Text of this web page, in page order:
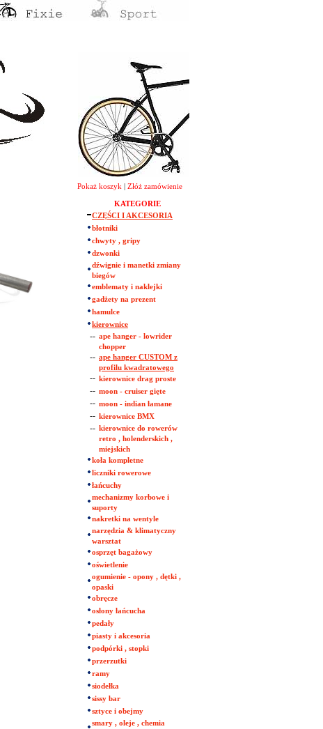
Pokaż koszyk Złóż zamówienie
KATEGORIE
CZĘŚCI I AKCESORIA
błotniki
chwyty , gripy
dzwonki
dźwignie i manetki zmiany
biegów
emblematy i naklejki
gadżety na prezent
hamulce
kierownice
-- ape hanger - lowrider
chopper
-- ape hanger CUSTOM z
profilu kwadratowego
-- kierownice drag proste
-- moon - cruiser gięte
-- moon - indian łamane
-- kierownice BMX
-- kierownice do rowerów
retro , holenderskich ,
miejskich
koła kompletne
liczniki rowerowe
łańcuchy
mechanizmy korbowe i
suporty
nakretki na wentyle
narzędzia & klimatyczny
warsztat
osprzęt bagażowy
oświetlenie
ogumienie - opony , dętki ,
opaski
obręcze
osłony łańcucha
pedały
piasty i akcesoria
podpórki , stopki
przerzutki
ramy
siodełka
sissy bar
sztyce i obejmy
smary , oleje , chemia